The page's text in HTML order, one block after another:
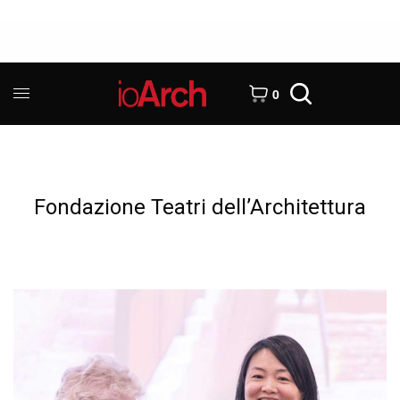
0
Fondazione Teatri dell’Architettura